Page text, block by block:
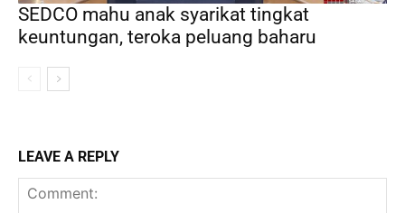
SEDCO mahu anak syarikat tingkat
keuntungan, teroka peluang baharu
LEAVE A REPLY